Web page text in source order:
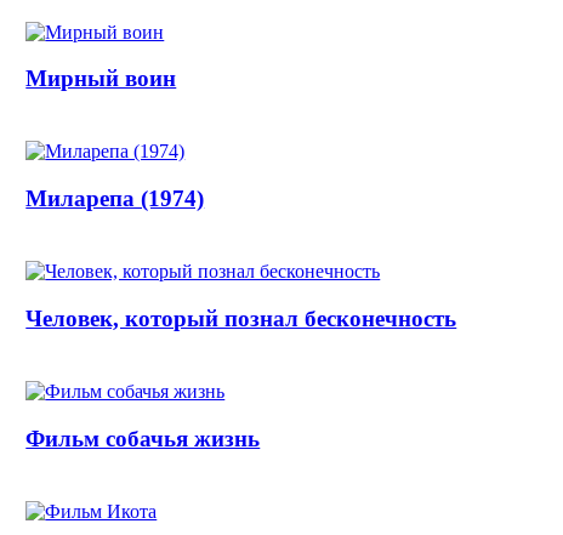
Мирный воин
Миларепа (1974)
Человек, который познал бесконечность
Фильм собачья жизнь